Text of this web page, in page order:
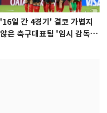
'16일 간 4경기' 결코 가볍지
않은 축구대표팀 '임시 감독'